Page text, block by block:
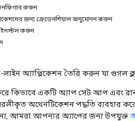
কনফিগার করুন
জন্য ক্রেডেনশিয়াল অনুমোদন করুন
ইনস্টল করুন
লাইন অ্যাপ্লিকেশন তৈরি করুন যা
করে কিভাবে একটি অ্যাপ সেট আপ
সরলীকৃত অথেনটিকেশন পদ্ধতি ব্যবহার
আমরা আপনার অ্যাপের জন্য উপযুক্ত